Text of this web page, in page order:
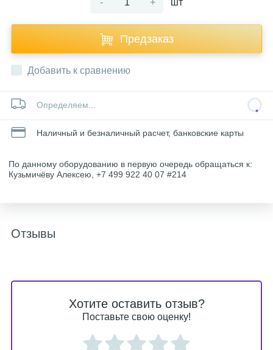
- + шт
Предзаказ
Добавить к сравнению
Определяем...
Наличный и безналичный расчет, банковские карты
По данному оборудованию в первую очередь обращаться к:
Кузьмичёву Алексею, +7 499 922 40 07 #214
Отзывы
Хотите оставить отзыв?
Поставьте свою оценку!